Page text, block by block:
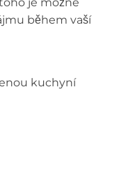
je možné
během vaší
kuchyní